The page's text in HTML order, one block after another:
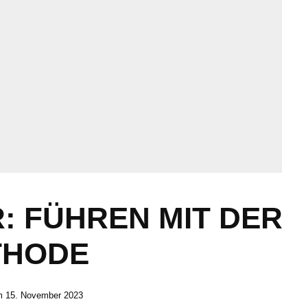
FÜHREN MIT DER
15. November 2023